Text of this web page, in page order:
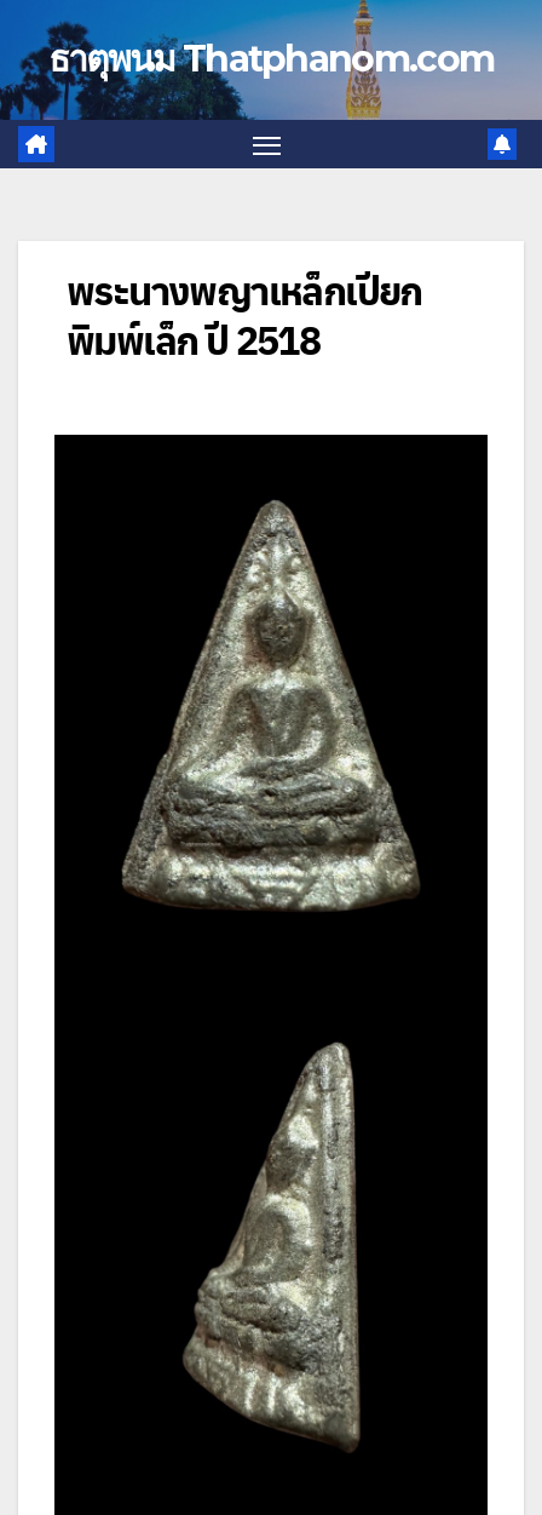
contentธาตุพนม Thatphanom.com
พระนางพญาเหล็กเปียก
พิมพ์เล็ก ปี 2518